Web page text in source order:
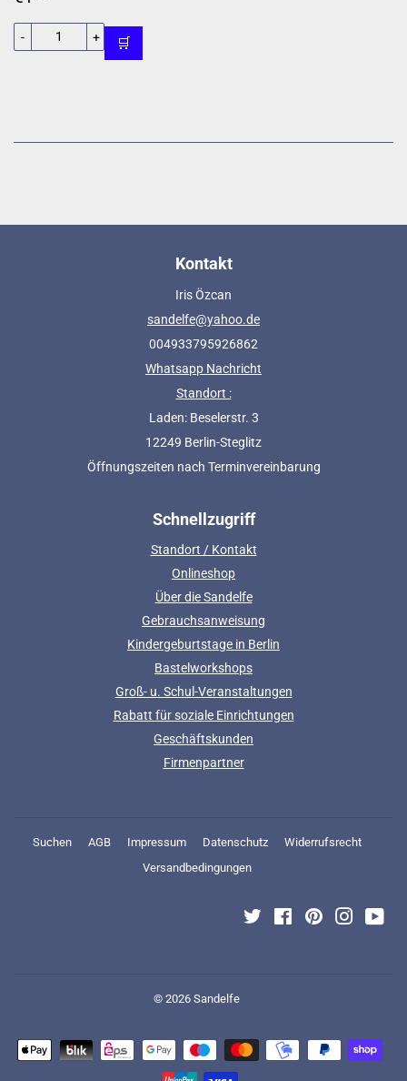
+
- 🛒
Kontakt
Iris Özcan
sandelfe@yahoo.de
004933795926862
Whatsapp Nachricht
Standort :
Laden: Beselerstr. 3
12249 Berlin-Steglitz
Öffnungszeiten nach Terminvereinbarung
Schnellzugriff
Standort / Kontakt
Onlineshop
Über die Sandelfe
Gebrauchsanweisung
Kindergeburtstage in Berlin
Bastelworkshops
Groß- u. Schul-Veranstaltungen
Rabatt für soziale Einrichtungen
Geschäftskunden
Firmenpartner
Suchen AGB Impressum Datenschutz
Widerrufsrecht
Versandbedingungen
Twitter FacebookPinterest
© 2026 Sandelfe
Zahlungsarten